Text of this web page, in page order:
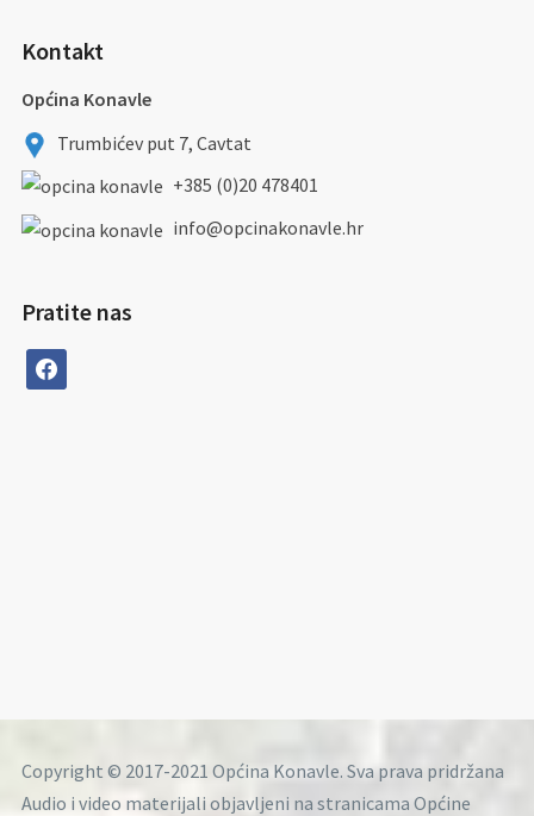
Kontakt
Općina Konavle
Trumbićev put 7, Cavtat
+385 (0)20 478401
info@opcinakonavle.hr
Pratite nas
facebook
Copyright © 2017-2021 Općina Konavle. Sva prava pridržana
Audio i video materijali objavljeni na stranicama Općine